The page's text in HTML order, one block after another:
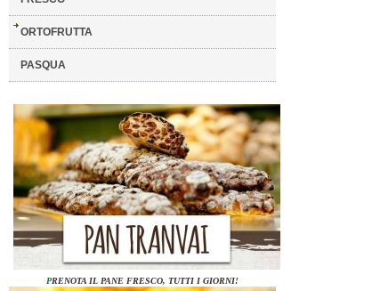
ORTOFRUTTA
PASQUA
PRENOTA IL PANE FRESCO, TUTTI I GIORNI!